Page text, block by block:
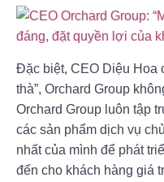
Đặc biệt, CEO Diệu Hoa
thà”, Orchard Group
Orchard Group luôn tập
các sản phẩm dịch vụ
nhất của mình để phát
đến cho khách hàng giá